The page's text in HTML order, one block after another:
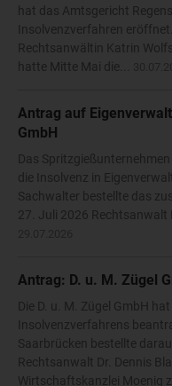
hat das Amtsgericht
Insolvenzverfahren
Rechtsanwältin Katrin
hatte Mitte Mai die...
Antrag auf
GmbH
Das
die Insolvenz in
Sachwalter bestellte das
27. Juli 2026 Rechtsanwalt
Antrag: D. u. M. Zügel
Die D. u. M. Zügel GmbH
Insolvenzverfahrens
Saarbrücken bestellte
Rechtsanwalt Dr. Dennis
Wirtschaftskanzlei Moenig